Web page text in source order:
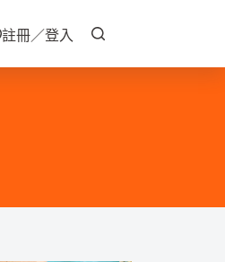
註冊／登入